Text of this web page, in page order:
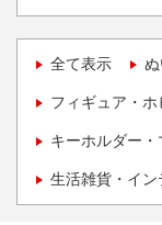
全て表示
フィギュア・ホ
キーホルダー
生活雑貨・イン